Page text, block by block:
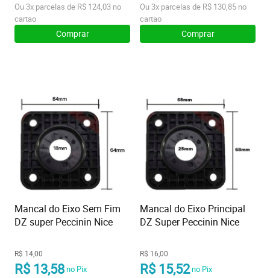
Ou3x parcelas de R$ 124,03 no
cartao
Comprar
Ou3x parcelas de R$ 130,85 no
cartao
Comprar
Mancal do Eixo Sem Fim
DZ super Peccinin Nice
R$ 14,00
R$ 13,58no Pix
Mancal do Eixo Principal
DZ Super Peccinin Nice
R$ 16,00
R$ 15,52no Pix